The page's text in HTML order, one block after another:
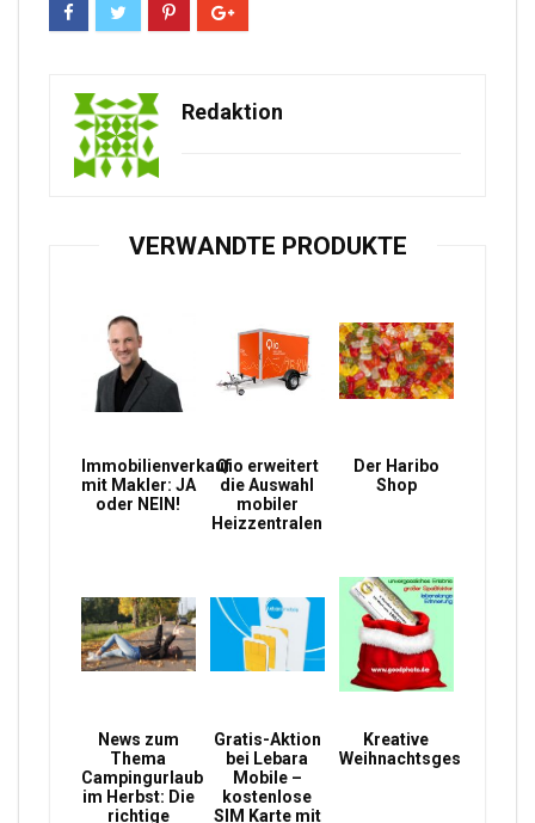
Redaktion
VERWANDTE PRODUKTE
Immobilienverkauf
mit Makler: JA
oder NEIN!
Qio erweitert
die Auswahl
mobiler
Heizzentralen
Der Haribo
Shop
News zum
Thema
Campingurlaub
im Herbst: Die
richtige
Gratis-Aktion
bei Lebara
Mobile –
kostenlose
SIM Karte mit
Kreative
Weihnachtsgeschenke